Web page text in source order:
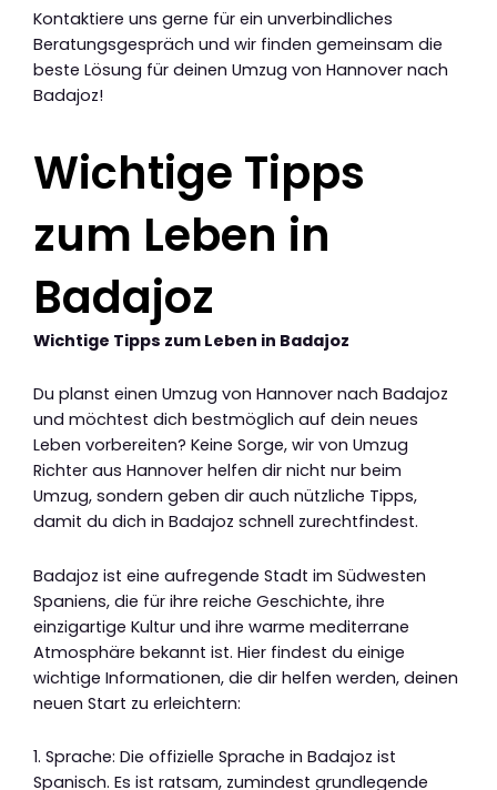
Kontaktiere uns gerne für ein unverbindliches
Beratungsgespräch und wir finden gemeinsam die
beste Lösung für deinen Umzug von Hannover nach
Badajoz!
Wichtige Tipps
zum Leben in
Badajoz
Wichtige Tipps zum Leben in Badajoz
Du planst einen Umzug von Hannover nach Badajoz
und möchtest dich bestmöglich auf dein neues
Leben vorbereiten? Keine Sorge, wir von Umzug
Richter aus Hannover helfen dir nicht nur beim
Umzug, sondern geben dir auch nützliche Tipps,
damit du dich in Badajoz schnell zurechtfindest.
Badajoz ist eine aufregende Stadt im Südwesten
Spaniens, die für ihre reiche Geschichte, ihre
einzigartige Kultur und ihre warme mediterrane
Atmosphäre bekannt ist. Hier findest du einige
wichtige Informationen, die dir helfen werden, deinen
neuen Start zu erleichtern:
1. Sprache: Die offizielle Sprache in Badajoz ist
Spanisch. Es ist ratsam, zumindest grundlegende